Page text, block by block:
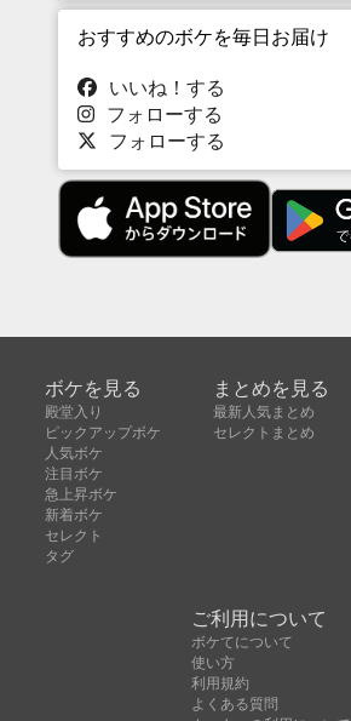
おすすめのボケを毎日お届け
いいね！する
フォローする
フォローする
ボケを見る
殿堂入り
ピックアップボケ
人気ボケ
注目ボケ
急上昇ボケ
新着ボケ
セレクト
タグ
まとめを見る
最新人気まとめ
セレクトまとめ
ご利用について
ボケてについて
使い方
利用規約
よくある質問